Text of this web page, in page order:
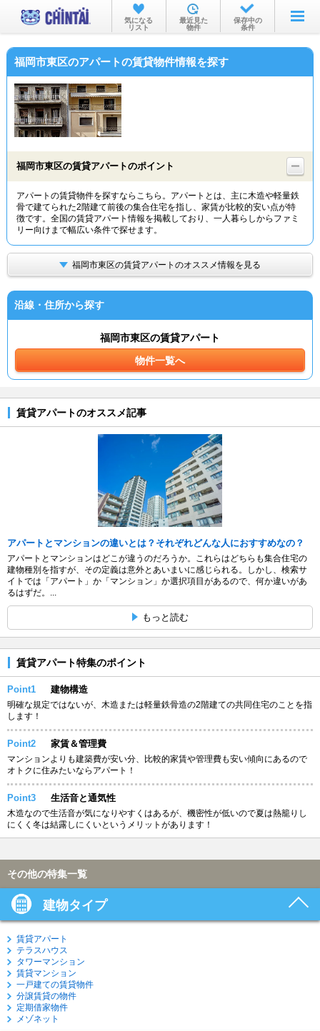
お部屋を探す
沿線・駅から
物件特集から
TOP
気になる
リスト
最近見た
物件
保存中の
条件
福岡市東区のアパートの賃貸物件情報を探す
福岡市東区の賃貸アパートのポイント
アパートの賃貸物件を探すならこちら。アパートとは、主に木造や軽量鉄
骨で建てられた2階建て前後の集合住宅を指し、家賃が比較的安い点が特
徴です。全国の賃貸アパート情報を掲載しており、一人暮らしからファミ
リー向けまで幅広い条件で探せます。
福岡市東区の賃貸アパートのオススメ情報を見る
沿線・住所から探す
福岡市東区の賃貸アパート
物件一覧へ
賃貸アパートのオススメ記事
アパートとマンションの違いとは？それぞれどんな人におすすめなの？
アパートとマンションはどこが違うのだろうか。これらはどちらも集合住宅の
建物種別を指すが、その定義は意外とあいまいに感じられる。しかし、検索サ
イトでは「アパート」か「マンション」か選択項目があるので、何か違いがあ
るはずだ。...
もっと読む
賃貸アパート特集のポイント
Point1 建物構造
明確な規定ではないが、木造または軽量鉄骨造の2階建ての共同住宅のことを指
します！
Point2 家賃＆管理費
マンションよりも建築費が安い分、比較的家賃や管理費も安い傾向にあるので
オトクに住みたいならアパート！
Point3 生活音と通気性
木造なので生活音が気になりやすくはあるが、機密性が低いので夏は熱籠りし
にくく冬は結露しにくいというメリットがあります！
その他の特集一覧
建物タイプ
賃貸アパート
テラスハウス
タワーマンション
賃貸マンション
一戸建ての賃貸物件
分譲賃貸の物件
定期借家物件
メゾネット